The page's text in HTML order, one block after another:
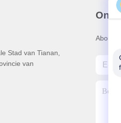
Stad van Tianan,
van